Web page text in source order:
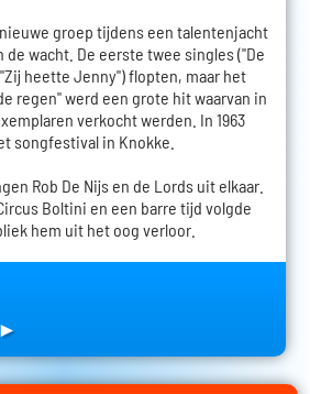
groep tijdens een talentenjacht
wacht. De eerste twee singles ("De
heette Jenny") flopten, maar het
regen" werd een grote hit waarvan in
verkocht werden. In 1963
songfestival in Knokke.
Rob De Nijs en de Lords uit elkaar.
Boltini en een barre tijd volgde
hem uit het oog verloor.